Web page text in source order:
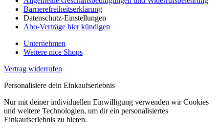
Barrierefreiheitserklärung
Datenschutz-Einstellungen
Abo-Verträge hier kündigen
Unternehmen
Weitere nice Shops
Vertrag widerrufen
Personalisiere dein Einkaufserlebnis
Nur mit deiner individuellen Einwilligung verwenden wir Cookies
und weitere Technologien, um dir ein personalisiertes
Einkaufserlebnis zu bieten.